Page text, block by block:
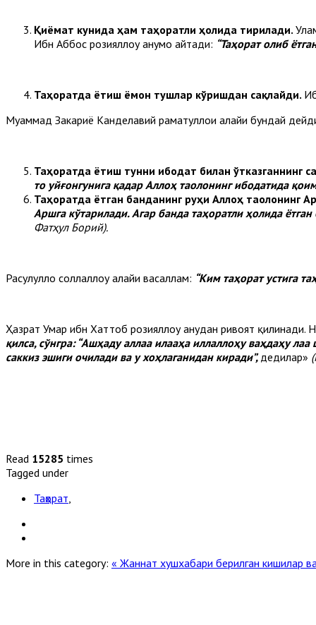
Қиёмат кунида ҳам таҳоратли ҳолида тирилади.
Ибн Аббос розияллоҳу анҳумо айтади: “Таҳорат олиб
Таҳоратда ётиш ёмон тушлар кўришдан сақлайди.
Муҳаммад Закариё Кандеҳлавий раҳматуллоҳи алайҳи бундай
Таҳоратда ётиш тунни ибодат билан ўтказганнинг
то уйғонгунига қадар Аллоҳ таолонинг ибодатида
Таҳоратда ётган банданинг руҳи Аллоҳ таолонинг
Аршга кўтарилади. Агар банда таҳоратли ҳолида
Фатҳул Борий).
Расулуллоҳ соллаллоҳу алайҳи васаллам: “Ким таҳорат устига
Ҳазрат Умар ибн Хаттоб розияллоҳу анҳудан ривоят қилинади.
қилса, сўнгра: “Ашҳаду аллаа илааҳа иллаллоҳу ваҳдаҳу
саккиз эшиги очилади ва у хоҳлаганидан киради”,дедилар»
Read 15285 times
Tagged under
Таҳорат
More in this category: « Жаннат хушхабари берилган кишилар